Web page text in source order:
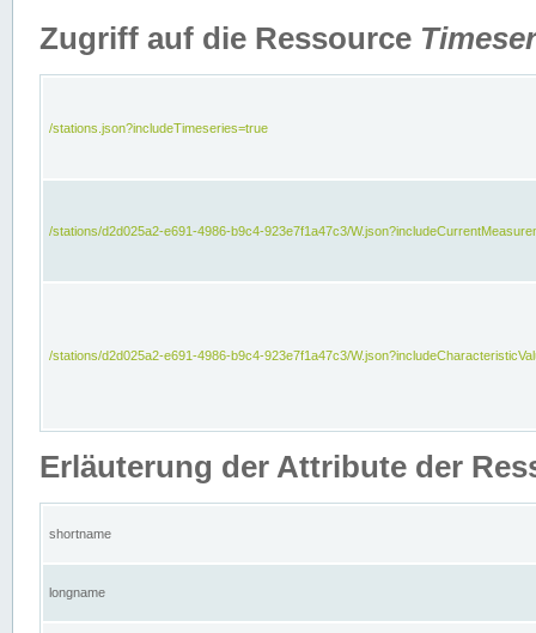
Zugriff auf die Ressource
/stations.json?includeTimeseries=true
/stations/d2d025a2-e691-4986-b9c4-923e7f1a47c3/
/stations/d2d025a2-e691-4986-b9c4-923e7f1a47c3/
Erläuterung der Attribute der
shortname
longname